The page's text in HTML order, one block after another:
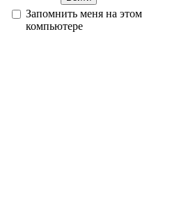
Запомнить меня на этом
компьютере